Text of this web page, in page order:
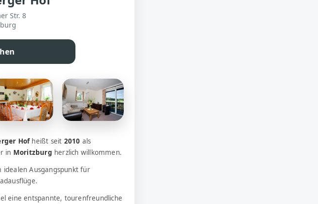
Str. 8
Hofheißt seit 2010 als
in Moritzburg herzlich willkommen.
idealen Ausgangspunkt für
eine entspannte, tourenfreundliche